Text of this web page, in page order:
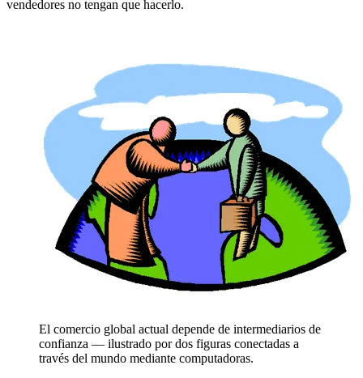
vendedores no tengan que hacerlo.
El comercio global actual depende de intermediarios de
confianza — ilustrado por dos figuras conectadas a
través del mundo mediante computadoras.